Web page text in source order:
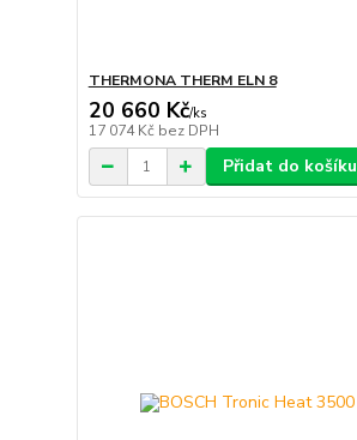
THERMONA THERM ELN 8
20 660 Kč/ks
17 074 Kč bez DPH
Přidat do košíku